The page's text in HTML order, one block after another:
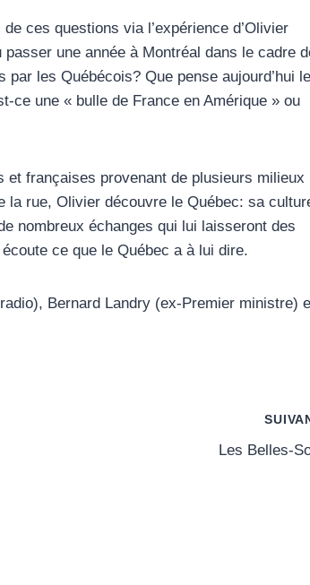
ces questions via l’expérience d’Olivier
une année à Montréal dans le cadre
les Québécois? Que pense aujourd’hui le
ce une « bulle de France en Amérique » ou
et françaises provenant de plusieurs milieux
la rue, Olivier découvre le Québec: sa
nombreux échanges qui lui laisseront des
ce que le Québec a à lui dire.
Bernard Landry (ex-Premier ministre)
Les Belles-